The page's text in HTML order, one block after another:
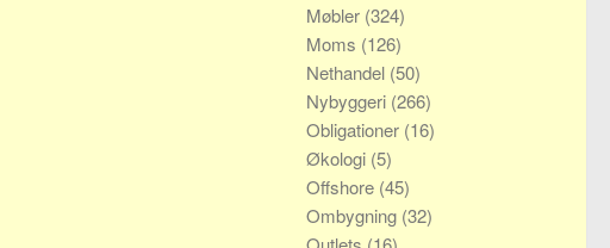
Møbler (324)
Moms (126)
Nethandel (50)
Nybyggeri (266)
Obligationer (16)
Økologi (5)
Offshore (45)
Ombygning (32)